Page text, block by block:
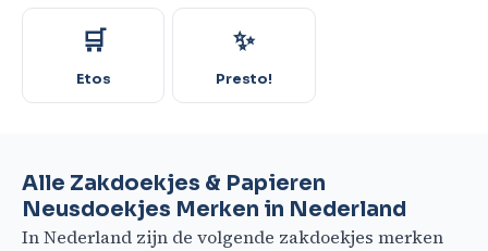
🛒
Etos
✨
Presto!
Alle Zakdoekjes & Papieren
Neusdoekjes Merken in Nederland
In Nederland zijn de volgende zakdoekjes merken